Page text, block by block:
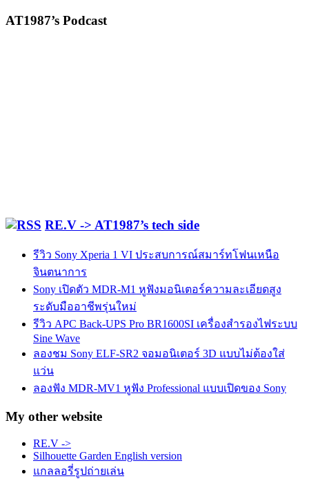
AT1987’s Podcast
RE.V -> AT1987’s tech side
รีวิว Sony Xperia 1 VI ประสบการณ์สมาร์ทโฟนเหนือ
จินตนาการ
Sony เปิดตัว MDR-M1 หูฟังมอนิเตอร์ความละเอียดสูง
ระดับมืออาชีพรุ่นใหม่
รีวิว APC Back-UPS Pro BR1600SI เครื่องสำรองไฟระบบ
Sine Wave
ลองชม Sony ELF-SR2 จอมอนิเตอร์ 3D แบบไม่ต้องใส่
แว่น
ลองฟัง MDR-MV1 หูฟัง Professional แบบเปิดของ Sony
My other website
RE.V ->
Silhouette Garden English version
แกลลอรี่รูปถ่ายเล่น